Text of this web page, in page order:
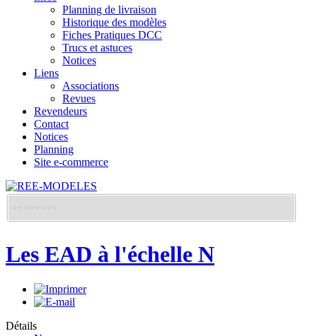
Planning de livraison
Historique des modèles
Fiches Pratiques DCC
Trucs et astuces
Notices
Liens
Associations
Revues
Revendeurs
Contact
Notices
Planning
Site e-commerce
Les EAD à l'échelle N
Détails